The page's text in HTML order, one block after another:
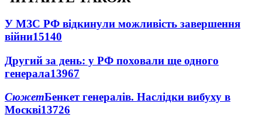
У МЗС РФ відкинули можливість завершення
війни15140
Другий за день: у РФ поховали ще одного
генерала13967
СюжетБенкет генералів. Наслідки вибуху в
Москві13726